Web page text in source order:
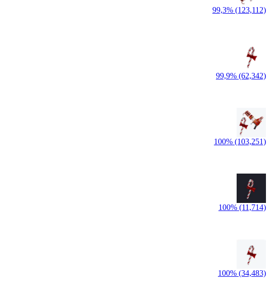
99,3% (123,112)
99,9% (62,342)
100% (103,251)
100% (11,714)
100% (34,483)